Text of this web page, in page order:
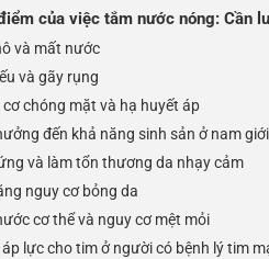
của việc tắm nước nóng: Cần
và mất nước
và gãy rụng
cơ chóng mặt và hạ huyết áp
đến khả năng sinh sản ở nam giới
và làm tổn thương da nhạy cảm
nguy cơ bỏng da
cơ thể và nguy cơ mệt mỏi
lực cho tim ở người có bệnh lý tim